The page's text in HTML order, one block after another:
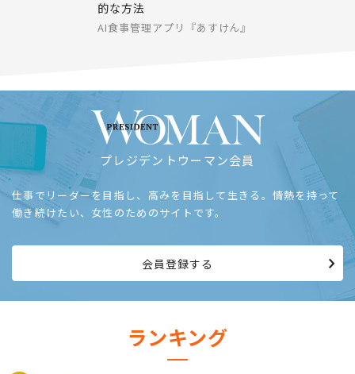
的な方法
AI食事管理アプリ『あすけん』
プレジデントウーマン会員
仕事でリーダーを目指し、高みを目指して生きる。情熱を持って
働き続けたい、女性のためのサイトです。
会員登録する
ランキング